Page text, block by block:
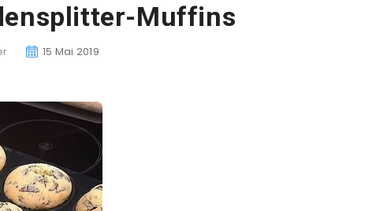
Muffins
15 Mai 2019